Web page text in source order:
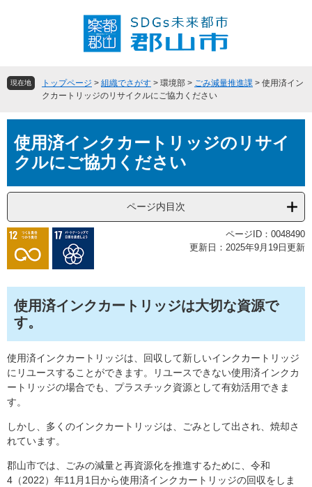
頭
飛現在地 トップページ > 組織でさがす > 環境部 > ごみ減量推進課 > 使用済イン
クカートリッジのリサイクルにご協力ください
文使用済インクカートリッジのリサイ
クルにご協力ください
ページ内目次
ページID：0048490
更新日：2025年9月19日更新
使用済インクカートリッジは大切な資源で
す。
使用済インクカートリッジは、回収して新しいインクカートリッジ
にリユースすることができます。リユースできない使用済インクカ
ートリッジの場合でも、プラスチック資源として有効活用できま
す。
しかし、多くのインクカートリッジは、ごみとして出され、焼却さ
れています。
郡山市では、ごみの減量と再資源化を推進するために、令和
4（2022）年11月1日から使用済インクカートリッジの回収をしま